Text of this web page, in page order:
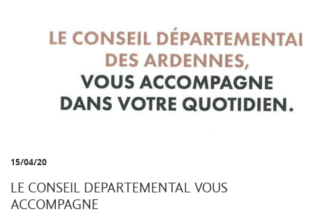
15/04/20
LE CONSEIL DEPARTEMENTAL VOUS
ACCOMPAGNE